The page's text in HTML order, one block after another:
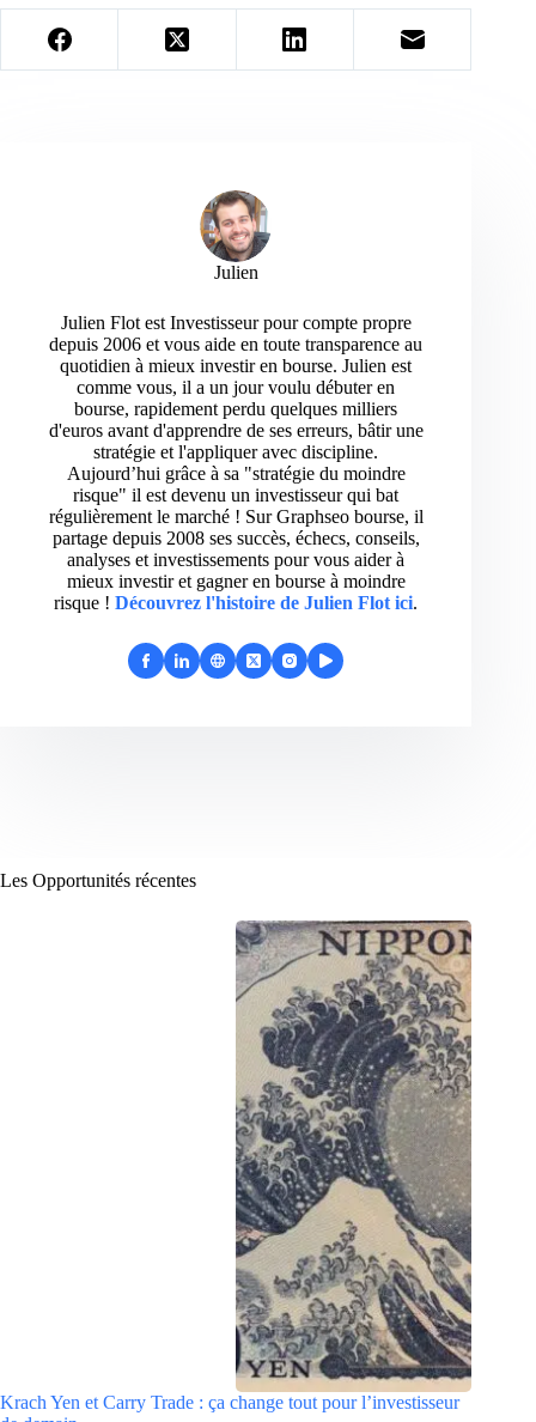
Julien
Julien Flot est Investisseur pour compte propre
depuis 2006 et vous aide en toute transparence au
quotidien à mieux investir en bourse. Julien est
comme vous, il a un jour voulu débuter en
bourse, rapidement perdu quelques milliers
d'euros avant d'apprendre de ses erreurs, bâtir une
stratégie et l'appliquer avec discipline.
Aujourd’hui grâce à sa "stratégie du moindre
risque" il est devenu un investisseur qui bat
régulièrement le marché ! Sur Graphseo bourse, il
partage depuis 2008 ses succès, échecs, conseils,
analyses et investissements pour vous aider à
mieux investir et gagner en bourse à moindre
risque ! Découvrez l'histoire de Julien Flot ici.
Les Opportunités récentes
Krach Yen et Carry Trade : ça change tout pour l’investisseur